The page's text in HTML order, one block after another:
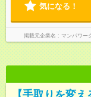
気になる！
掲載元企業名 マンパワー
【手取りを変